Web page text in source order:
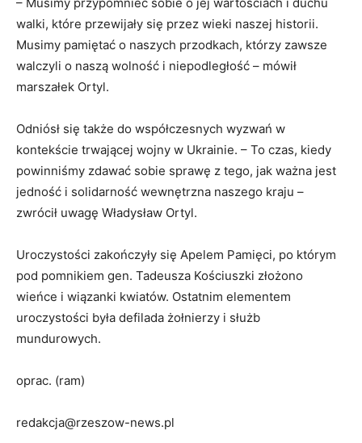
walki, które przewijały się przez wieki naszej historii.
Musimy pamiętać o naszych przodkach, którzy zawsze
walczyli o naszą wolność i niepodległość – mówił
marszałek Ortyl.
Odniósł się także do współczesnych wyzwań w
kontekście trwającej wojny w Ukrainie. – To czas, kiedy
powinniśmy zdawać sobie sprawę z tego, jak ważna jest
jedność i solidarność wewnętrzna naszego kraju –
zwrócił uwagę Władysław Ortyl.
Uroczystości zakończyły się Apelem Pamięci, po którym
pod pomnikiem gen. Tadeusza Kościuszki złożono
wieńce i wiązanki kwiatów. Ostatnim elementem
uroczystości była defilada żołnierzy i służb
mundurowych.
oprac. (ram)
redakcja@rzeszow-news.pl